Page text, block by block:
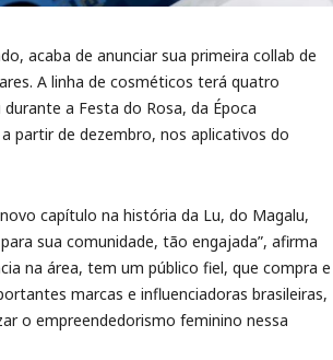
acaba de anunciar sua primeira collab de
A linha de cosméticos terá quatro
a Festa do Rosa, da Época
partir de dezembro, nos aplicativos do
capítulo na história da Lu, do Magalu,
sua comunidade, tão engajada”, afirma
na área, tem um público fiel, que compra e
marcas e influenciadoras brasileiras,
o empreendedorismo feminino nessa